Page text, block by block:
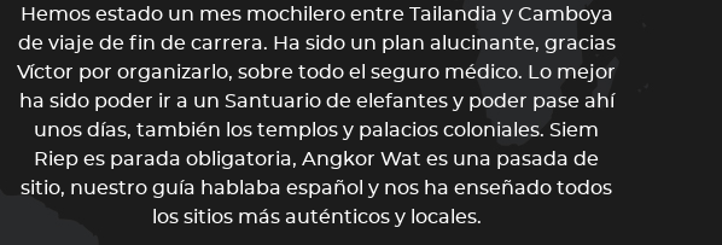
Hemos estado un mes mochilero entre Tailandia y Camboya
de viaje de fin de carrera. Ha sido un plan alucinante, gracias
Víctor por organizarlo, sobre todo el seguro médico. Lo mejor
ha sido poder ir a un Santuario de elefantes y poder pase ahí
unos días, también los templos y palacios coloniales. Siem
Riep es parada obligatoria, Angkor Wat es una pasada de
sitio, nuestro guía hablaba español y nos ha enseñado todos
los sitios más auténticos y locales.